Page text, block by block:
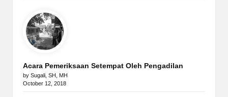
Acara Pemeriksaan Setempat Oleh Pengadilan
by Sugali, SH, MH
October 12, 2018